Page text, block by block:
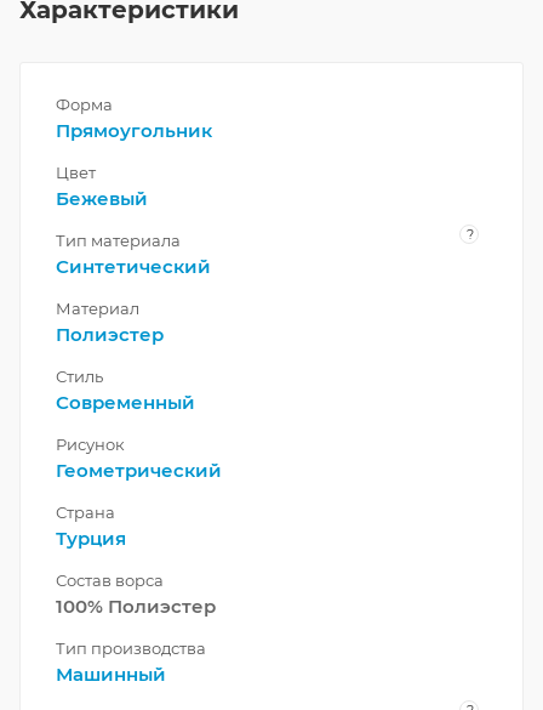
Характеристики
Форма
Прямоугольник
Цвет
Бежевый
Тип материала ?
Синтетический
Материал
Полиэстер
Стиль
Современный
Рисунок
Геометрический
Страна
Турция
Состав ворса
100% Полиэстер
Тип производства
Машинный